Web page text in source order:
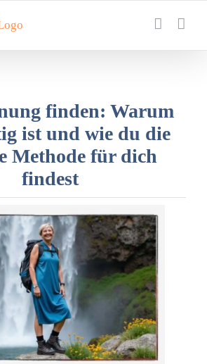
finden: Warum
ist und wie du die
Methode für dich
findest